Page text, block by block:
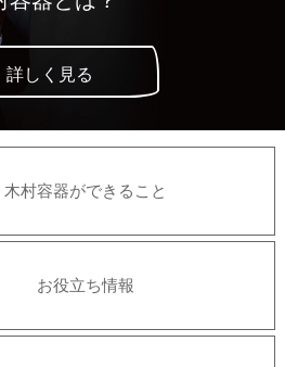
詳しく見る
木村容器ができること
お役立ち情報